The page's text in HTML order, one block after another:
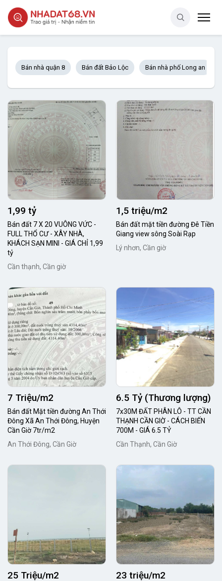
Bán nhà quận 8 Bán đất Bảo Lộc Bán nhà phố Long an
1,99 tỷ
Bán đất 7 X 20 VUÔNG VỨC -
FULL THỔ CƯ - XÂY NHÀ,
KHÁCH SẠN MINI - GIÁ CHỈ 1,99
tỷ
Cần thạnh, Cần giờ
1,5 triệu/m2
Bán đất mặt tiền đường Đê Tiền
Giang view sông Soài Rạp
Lý nhơn, Cần giờ
7 Triệu/m2
Bán đất Mặt tiền đường An Thới
Đông Xã An Thới Đông, Huyện
Cần Giờ 7tr/m2
An Thới Đông, Cần Giờ
6.5 Tỷ (Thương lượng)
7x30M ĐẤT PHÂN LÔ - TT CẦN
THẠNH CẦN GIỜ - CÁCH BIẾN
700M - GIÁ 6.5 TỶ
Cần Thạnh, Cần Giờ
25 Triệu/m2 23 triệu/m2